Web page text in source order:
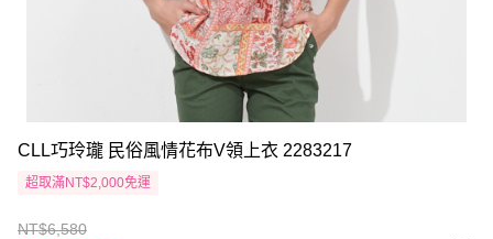
CLL巧玲瓏 民俗風情花布V領上衣 2283217
超取滿NT$2,000免運
NT$6,580